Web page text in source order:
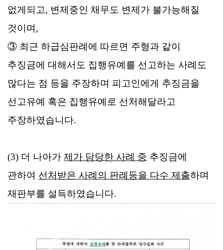
없게되고, 변제중인 채무도 변제가 불가능해질
것이며,
③ 최근 하급심판례에 따르면 주형과 같이
추징금에 대해서도 집행유예를 선고하는 사례도
많다는 점 등을 주장하며 피고인에게 추징금을
선고유예 혹은 집행유예로 선처해달라고
주장하였습니다.
(3) 더 나아가 제가 담당한 사례 중 추징금에
관하여 선처받은 사례의 판례등을 다수 제출하며
재판부를 설득하였습니다.